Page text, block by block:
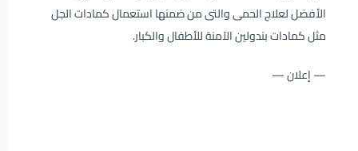
الأفضل لعلاج الحمى والتى من ضمنها استعمال كمادات الجل
مثل كمادات بندولين الآمنة للأطفال والكبار.
— إعلان —